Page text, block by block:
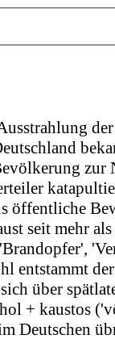
zur
öffentliche
seit mehr
entstammt
über
+ kaustos
Deutschen